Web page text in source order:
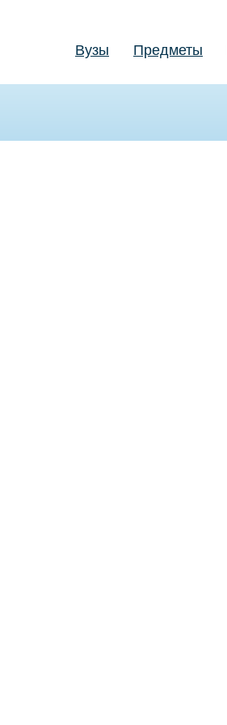
Вузы Предметы